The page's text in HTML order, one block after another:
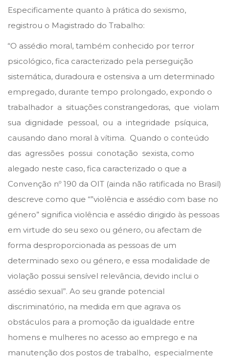
Especificamente quanto à prática do sexismo,
registrou o Magistrado do Trabalho:
“O assédio moral, também conhecido por terror
psicológico, fica caracterizado pela perseguição
sistemática, duradoura e ostensiva a um determinado
empregado, durante tempo prolongado, expondo o
trabalhador a situações constrangedoras, que violam
sua dignidade pessoal, ou a integridade psíquica,
causando dano moral à vítima. Quando o conteúdo
das agressões possui conotação sexista, como
alegado neste caso, fica caracterizado o que a
Convenção nº 190 da OIT (ainda não ratificada no Brasil)
descreve como que “”violência e assédio com base no
género” significa violência e assédio dirigido às pessoas
em virtude do seu sexo ou género, ou afectam de
forma desproporcionada as pessoas de um
determinado sexo ou género, e essa modalidade de
violação possui sensível relevância, devido inclui o
assédio sexual”. Ao seu grande potencial
discriminatório, na medida em que agrava os
obstáculos para a promoção da igualdade entre
homens e mulheres no acesso ao emprego e na
manutenção dos postos de trabalho, especialmente